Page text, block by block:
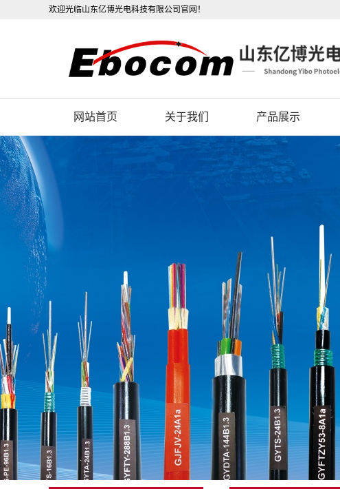
欢迎光临山东亿博光电科技有限公司官网！
网站首页 关于我们
公司概况
产品展示
OPGW光缆
OPPC光缆
光电复合缆
架空光缆
管道光缆
矿用光缆
地埋光缆
铠装光缆
光缆金具
室内光缆